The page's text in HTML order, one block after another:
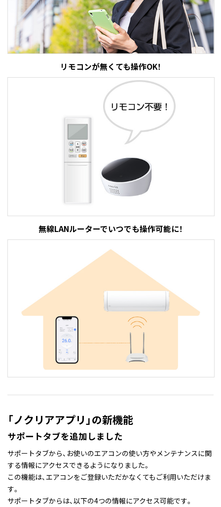
リモコンが無くても操作OK！
無線LANルーターでいつでも操作可能に！
「ノクリアアプリ」の新機能
サポートタブを追加しました
サポートタブから、お使いのエアコンの使い方やメンテナンスに関
する情報にアクセスできるようになりました。
この機能は、エアコンをご登録いただかなくてもご利用いただけま
す。
サポートタブからは、以下の4つの情報にアクセス可能です。